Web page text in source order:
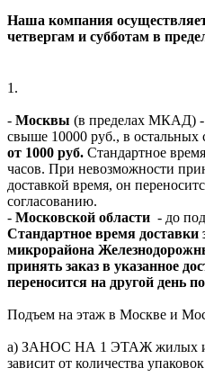
Наша компания
четвергам и субботам в
1.
- Москвы (в пределах МКАД) -
свыше 10000 руб., в остальных
от 1000 руб. Стандартное
часов. При невозможности
доставкой время, он
согласованию.
- Московской области - до
Стандартное время
микрорайона
принять заказ в указанное
переносится на другой день
Подъем на этаж в Москве и
а) ЗАНОС НА 1 ЭТАЖ жилых и
зависит от количества